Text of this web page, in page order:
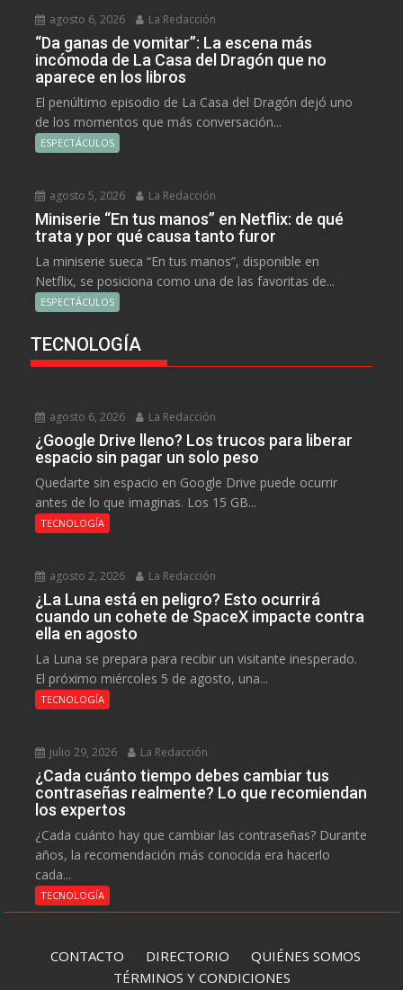
agosto 6, 2026 La Redacción
“Da ganas de vomitar”: La escena más
incómoda de La Casa del Dragón que no
aparece en los libros
El penúltimo episodio de La Casa del Dragón dejó uno
de los momentos que más conversación...
ESPECTÁCULOS
agosto 5, 2026 La Redacción
Miniserie “En tus manos” en Netflix: de qué
trata y por qué causa tanto furor
La miniserie sueca “En tus manos”, disponible en
Netflix, se posiciona como una de las favoritas de...
ESPECTÁCULOS
TECNOLOGÍA
agosto 6, 2026 La Redacción
¿Google Drive lleno? Los trucos para liberar
espacio sin pagar un solo peso
Quedarte sin espacio en Google Drive puede ocurrir
antes de lo que imaginas. Los 15 GB...
TECNOLOGÍA
agosto 2, 2026 La Redacción
¿La Luna está en peligro? Esto ocurrirá
cuando un cohete de SpaceX impacte contra
ella en agosto
La Luna se prepara para recibir un visitante inesperado.
El próximo miércoles 5 de agosto, una...
TECNOLOGÍA
julio 29, 2026 La Redacción
¿Cada cuánto tiempo debes cambiar tus
contraseñas realmente? Lo que recomiendan
los expertos
¿Cada cuánto hay que cambiar las contraseñas? Durante
años, la recomendación más conocida era hacerlo
cada...
TECNOLOGÍA
CONTACTO DIRECTORIO QUIÉNES SOMOS
TÉRMINOS Y CONDICIONES